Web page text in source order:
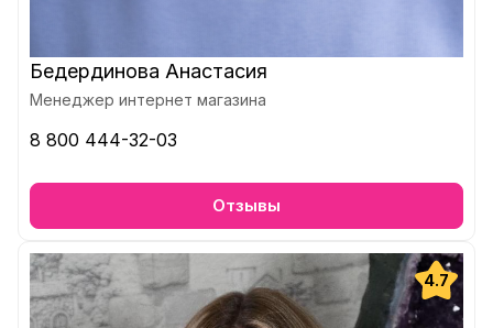
Бедердинова Анастасия
Менеджер интернет магазина
8 800 444-32-03
Отзывы
4.7